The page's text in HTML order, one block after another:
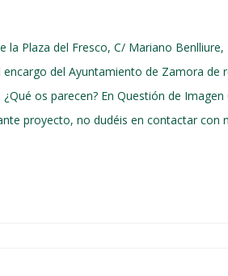
Plaza del Fresco, C/ Mariano
del Ayuntamiento de Zamora de
os parecen? En Questión de
proyecto, no dudéis en contactar con